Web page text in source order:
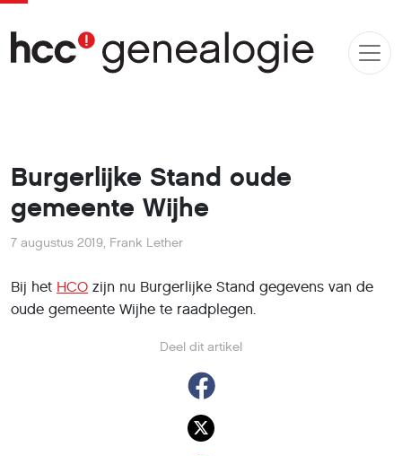
Burgerlijke Stand oude
gemeente Wijhe
Deel dit artikel
7 augustus 2019, Frank Lether
Bij het HCO zijn nu Burgerlijke Stand gegevens van de
oude gemeente Wijhe te raadplegen.